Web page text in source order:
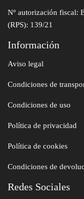
Nº autorización fiscal:
(RPS): 139/21
Información
Aviso legal
Condiciones de
Condiciones de uso
Política de privacidad
Política de cookies
Condiciones de
Redes Sociales